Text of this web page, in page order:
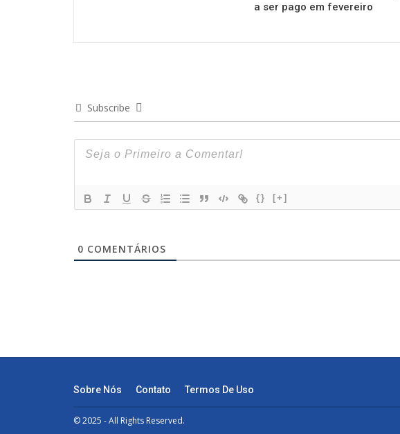
a ser pago em fevereiro
Subscribe
{} [+]
0 COMENTÁRIOS
Sobre Nós Contato Termos De Uso
© 2025 - All Rights Reserved.